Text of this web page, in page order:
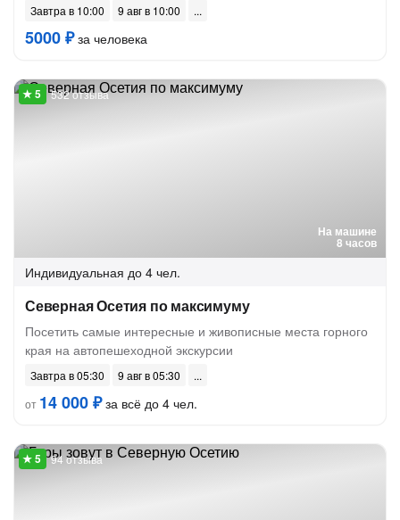
Завтра в 10:00 9 авг в 10:00
5000 ₽за человека
На машине
8 часов
532 отзыва
Индивидуальная до 4 чел.
Северная Осетия по максимуму
Посетить самые интересные и живописные места горного
края на автопешеходной экскурсии
Завтра в 05:30
9 авг в 05:30
от 14 000 ₽за всё до 4 чел.
94 отзыва